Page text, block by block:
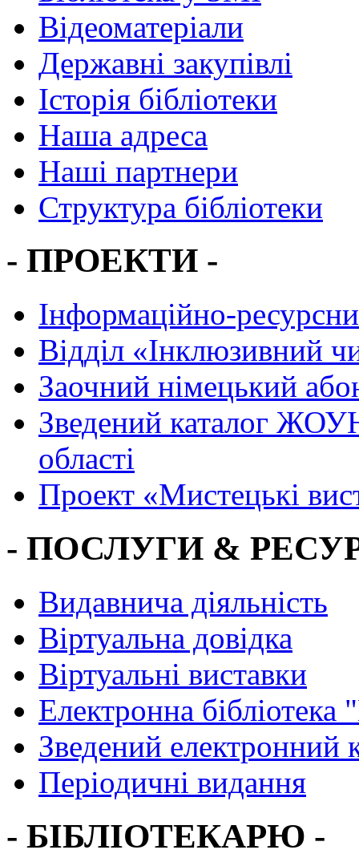
Відеоматеріали
Державні закупівлі
Історія бібліотеки
Наша адреса
Наші партнери
Структура бібліотеки
- ПРОЕКТИ -
Інформаційно-
Вiддiл «Інклюзивний
Заочний німецький
Зведений каталог
області
Проект «Мистецькі
- ПОСЛУГИ &
Видавнича діяльність
Віртуальна довідка
Віртуальні виставки
Електронна
Зведений електронний
Періодичні видання
- БІБЛІОТЕКАРЮ -